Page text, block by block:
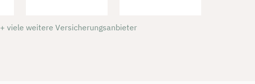
+ viele weitere Versicherungsanbieter